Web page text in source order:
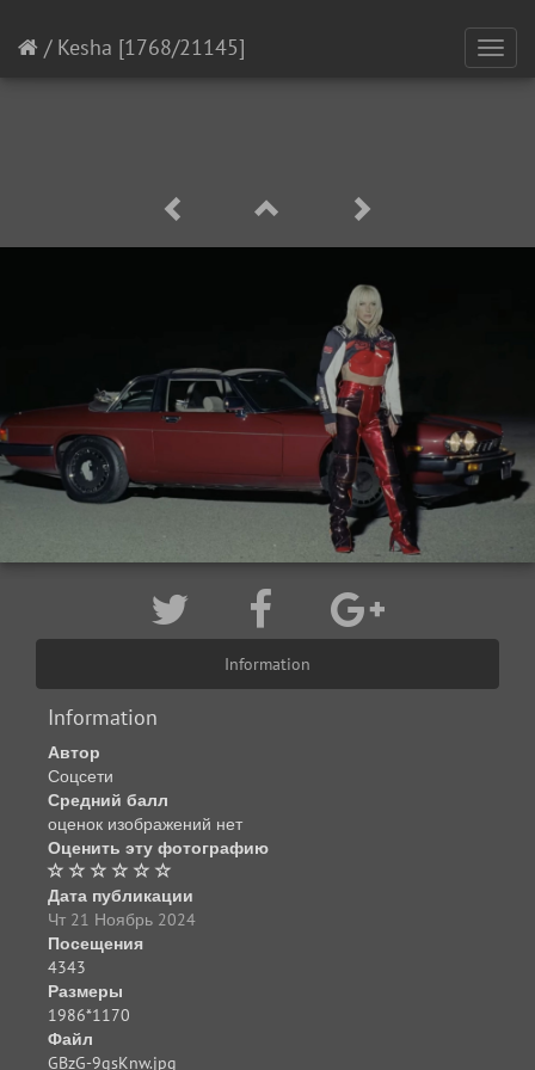
/ Kesha [1768/21145]
Information
Information
Автор
Соцсети
Средний балл
оценок изображений нет
Оценить эту фотографию
Дата публикации
Чт 21 Ноябрь 2024
Посещения
4343
Размеры
1986*1170
Файл
GBzG-9gsKnw.jpg